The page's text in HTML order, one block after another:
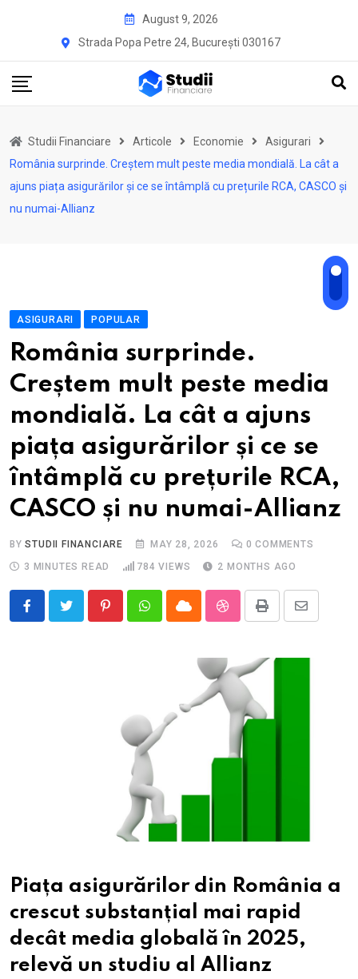
August 9, 2026
Strada Popa Petre 24, București 030167
Studii Financiare Articole Economie
Asigurari
România surprinde. Creștem mult peste media mondială. La cât a
ajuns piața asigurărilor și ce se întâmplă cu prețurile RCA, CASCO și
nu numai-Allianz
ASIGURARI POPULAR
România surprinde.
Creștem mult peste media
mondială. La cât a ajuns
piața asigurărilor și ce se
întâmplă cu prețurile RCA,
CASCO și nu numai-Allianz
BYSTUDII FINANCIARE MAY 28, 2026 0 COMMENTS
3 MINUTES READ
784 VIEWS 2 MONTHS AGO
PinterestWhatsappCloud StumbleUpon
Print
Share
Email
Piața asigurărilor din România a
crescut substanțial mai rapid
decât media globală în 2025,
relevă un studiu al Allianz